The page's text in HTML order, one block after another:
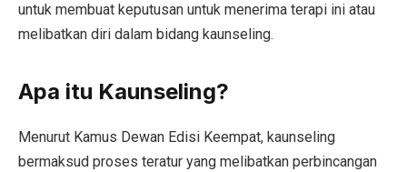
untuk membuat keputusan untuk menerima terapi ini atau
melibatkan diri dalam bidang kaunseling.
Apa itu Kaunseling?
Menurut Kamus Dewan Edisi Keempat, kaunseling
bermaksud proses teratur yang melibatkan per­bincangan